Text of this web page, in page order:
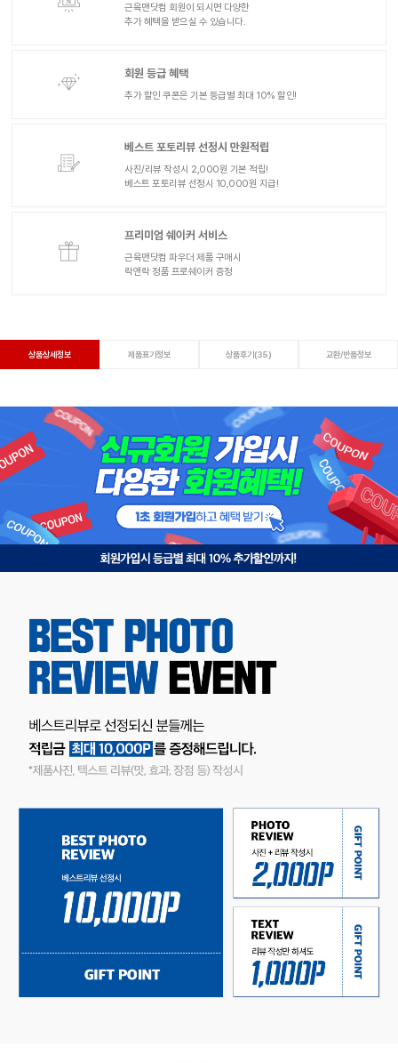
근육맨닷컴 회원이 되시면 다양한
추가 혜택을 받으실 수 있습니다.
회원 등급 혜택
추가 할인 쿠폰은 기본 등급별 최대 10% 할인!
베스트 포토리뷰 선정시 만원적립
사진/리뷰 작성시 2,000원 기본 적립!
베스트 포토리뷰 선정시 10,000원 지급!
프리미엄 쉐이커 서비스
근육맨닷컴 파우더 제품 구매시
락앤락 정품 프로쉐이커 증정
상품상세정보 제품표기정보 상품후기(35) 교환/반품정보